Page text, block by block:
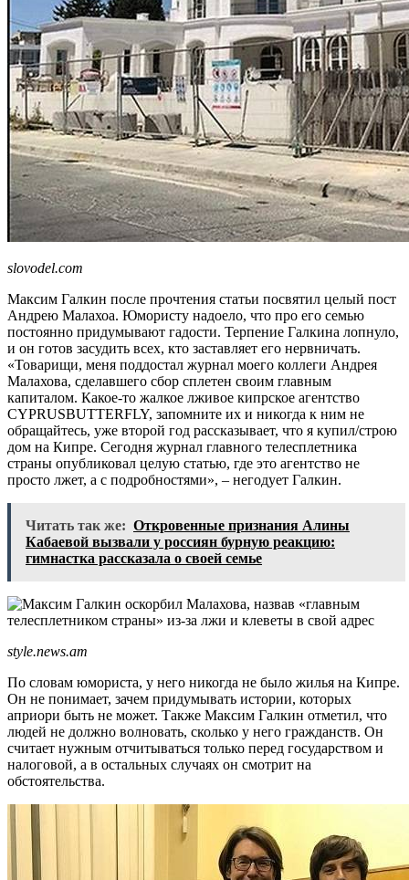
slovodel.com
Максим Галкин после прочтения статьи посвятил целый пост
Андрею Малахоа. Юмористу надоело, что про его семью
постоянно придумывают гадости. Терпение Галкина лопнуло,
и он готов засудить всех, кто заставляет его нервничать.
«Товарищи, меня поддостал журнал моего коллеги Андрея
Малахова, сделавшего сбор сплетен своим главным
капиталом. Какое-то жалкое лживое кипрское агентство
CYPRUSBUTTERFLY, запомните их и никогда к ним не
обращайтесь, уже второй год рассказывает, что я купил/строю
дом на Кипре. Сегодня журнал главного телесплетника
страны опубликовал целую статью, где это агентство не
просто лжет, а с подробностями», – негодует Галкин.
Читать так же: Откровенные признания Алины
Кабаевой вызвали у россиян бурную реакцию:
гимнастка рассказала о своей семье
style.news.am
По словам юмориста, у него никогда не было жилья на Кипре.
Он не понимает, зачем придумывать истории, которых
априори быть не может. Также Максим Галкин отметил, что
людей не должно волновать, сколько у него гражданств. Он
считает нужным отчитываться только перед государством и
налоговой, а в остальных случаях он смотрит на
обстоятельства.